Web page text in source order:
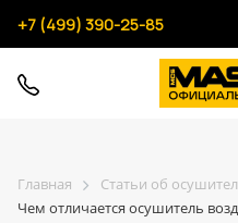
+7 (499) 390-25-85
Главная
Статьи об
Чем отличается осушитель